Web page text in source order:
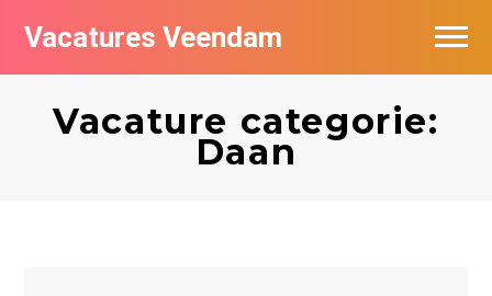
Vacatures Veendam
Vacature categorie:
Daan
Vacatures per bedrijf